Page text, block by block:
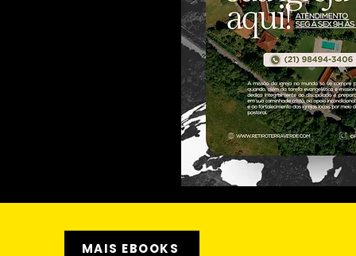
MAIS EBOOKS